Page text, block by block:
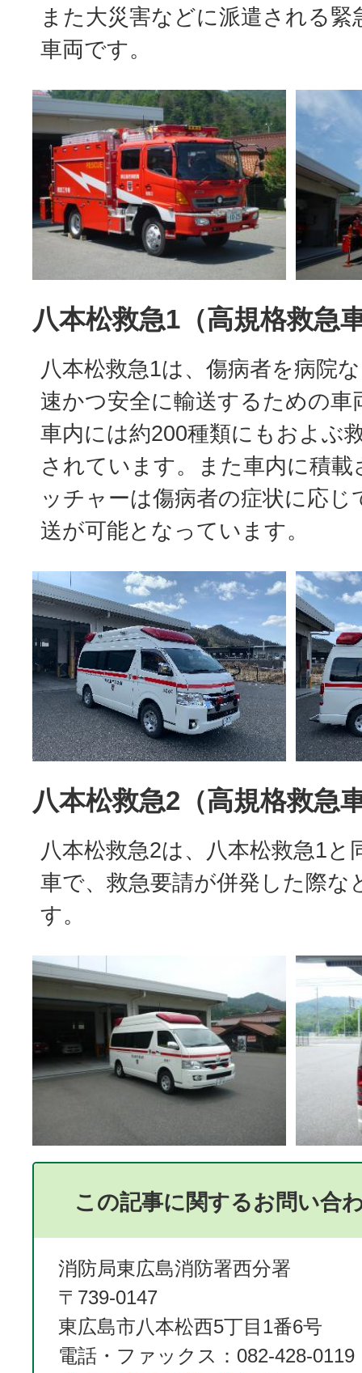
また大災害などに派遣される緊
車両です。
八本松救急1（高規格救急
八本松救急1は、傷病者を病院
速かつ安全に輸送するための車
車内には約200種類にもおよぶ
されています。また車内に積
ッチャーは傷病者の症状に応じ
送が可能となっています。
八本松救急2（高規格救急
八本松救急2は、八本松救急1と
車で、救急要請が併発した際な
す。
この記事に関するお問い合
消防局東広島消防署西分署
〒739-0147
東広島市八本松西5丁目1番6号
電話・ファックス：082-428-0119